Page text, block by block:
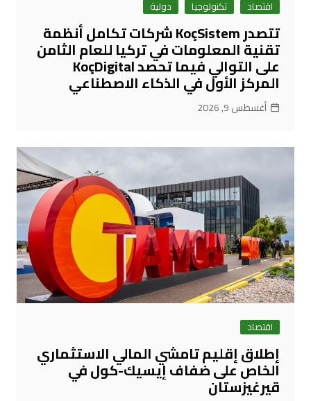
اقتصاد تكنولوجيا دولية
تتصدر KoçSistem شركات تكامل أنظمة
تقنية المعلومات في تركيا للعام الثامن
على التوالي فيما تحصد KoçDigital
المركز الأول في الذكاء الاصطناعي
أغسطس 9, 2026
اقتصاد
إطلاق إقليم تامشي المالي الاستثماري
الخاص على ضفاف إيسيك-كول في
قيرغيزستان